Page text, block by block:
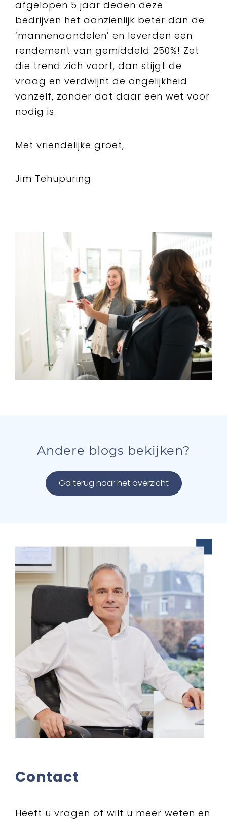
afgelopen 5 jaar deden deze
bedrijven het aanzienlijk beter dan de
‘mannenaandelen’ en leverden een
rendement van gemiddeld 250%! Zet
die trend zich voort, dan stijgt de
vraag en verdwijnt de ongelijkheid
vanzelf, zonder dat daar een wet voor
nodig is.
Met vriendelijke groet,
Jim Tehupuring
Andere blogs bekijken?
Ga terug naar het overzicht
Contact
Heeft u vragen of wilt u meer weten en